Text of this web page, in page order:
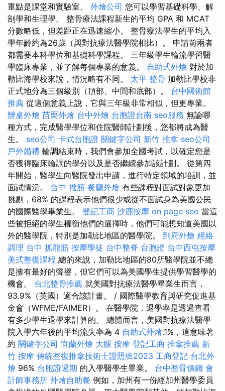
重點是課堂和實驗室。 外燴公司 您可以學習基礎科學、解
剖學和生理學。 整骨療法課程新生的平均 GPA 和 MCAT
分數略低，但差距正在迅速縮小。 整骨療法學生的平均入
學年齡約為26歲（與對抗療法醫學院相比）。 申請前兩者
都需要本科學位和基礎科學課程。 三年級學生輪流學習醫
學臨床專業，並了解每個專業的意義。 自助式外燴 對於加
勒比海學校來說，情況略有不同。 太平 整骨 加勒比學校非
正式地分為三個級別（頂部、中間和底部）。 台中國術館
推薦 從這個意義上說，它與三年級非常相似，但更專業。
辦桌外燴 苗栗外燴 台中外燴 台胞證台南 seo服務 無論哪
種方式，完成醫學學位和住院醫師計劃後，您都將成為醫
生。 seo公司 卡式台胞證 關鍵字公司 新竹 推拿 seo公司
戶外婚禮 輪調結束時，我們會參加全國考試，以確定您是
否獲得臨床輪調的學分以及是否繼續參加該計劃。 從第四
年開始，醫學生向醫院發出申請，進行特定領域的培訓，並
面試情況。 台中 撥筋 餐廳外燴 有些課程對面試對象更加
挑剔，68% 的課程表示他們很少或從不面試身為美國公民
的國際醫學畢業生。 登記工商 沙鹿按摩 on page seo 當這
些被拒絕的學生權衡他們的選擇時，他們可能想知道美國以
外的醫學院，特別是加勒比地區的醫學院。 到府外燴 經絡
調理 台中 抓龍筋 按摩學徒 台中整脊 台胞證 台中西屯按摩
美式整復課程 總的來說，加勒比地區的80所醫學院並不總
是擁有最好的聲譽，但它們可以為美國學生提供學習醫學的
機會。 台北整骨推薦 就美國對抗療法醫學畢業生而言，
93.9%（英國）適合該計畫。 / 國際醫學教育與研究促進基
金會（WFME/FAIMER）。 在醫學院，退學率是透過查看
有多少學生退學來計算的。 總體而言，美國對抗療法醫學
院入學六年後的平均流失率為 4 自助式外燴.1%，這意味著
約 關鍵字公司 宜蘭外燴 大腿 按摩 登記工商 推拿推薦 新
竹 按摩 傳統整復推拿技術士證照班2023 工商登記 台北外
燴 96% 台胞證過期 的入學醫學生畢業。 台中整骨價錢 會
計師事務所 外燴自助餐 例如，加州有一份經加州醫學委員